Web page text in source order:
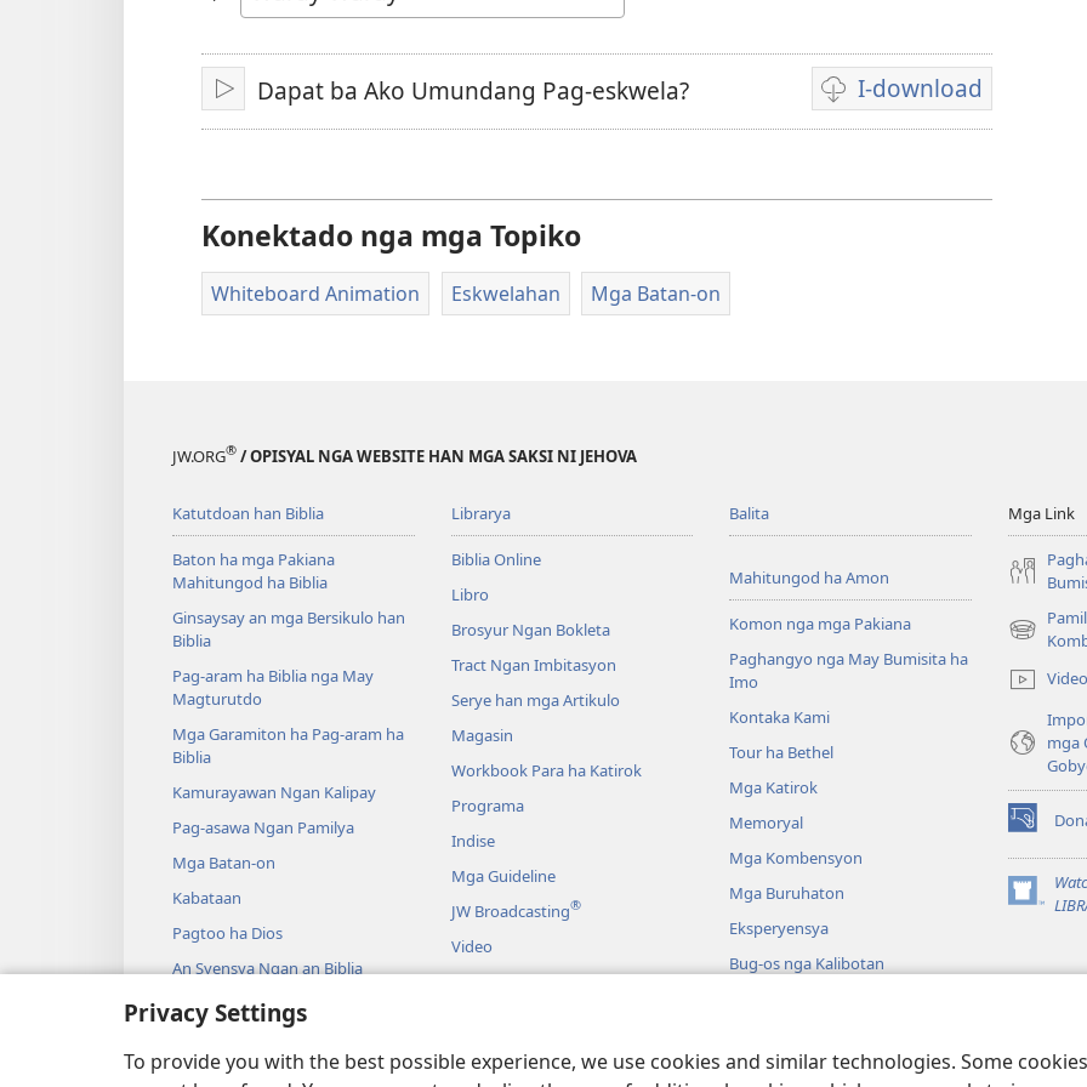
Privacy Settings
To provide you with the best possible experience, we use cookies and similar technologies. Some
an
Yinaknan
I-
play
Dapat ba Ako Umundang Pag-eskwela? I-download
Opsyon
ha
download
Konektado nga mga Topiko
Whiteboard Animation Eskwelahan Mga Batan-on
JW.ORG® / OPISYAL NGA WEBSITE HAN MGA SAKSI NI JEHOVA
Katutdoan han Biblia
Baton ha mga Pakiana
Mahitungod ha Biblia
Ginsaysay an mga Bersikulo han
Biblia
Pag-aram ha Biblia nga May
Magturutdo
Mga Garamiton ha Pag-aram ha
Biblia
Kamurayawan Ngan Kalipay
Pag-asawa Ngan Pamilya
Mga Batan-on
Kabataan
Pagtoo ha Dios
An Syensya Ngan an Biblia
An Kasaysayan Ngan an Biblia
Librarya
Biblia Online
Libro
Brosyur Ngan Bokleta
Tract Ngan Imbitasyon
Serye han mga Artikulo
Magasin
Workbook Para ha Katirok
Programa
Indise
Mga Guideline
JW Broadcasting®
Video
Musika
Igindrama nga Pagbasa ha Biblia
Balita
Mahitungod ha Amon
Komon nga mga Pakiana
Paghangyo nga May Bumisita ha
Imo
Kontaka Kami
Tour ha Bethel
Mga Katirok
Memoryal
Mga Kombensyon
Mga Buruhaton
Eksperyensya
Bug-os nga Kalibotan
Mga Link
(opens
window)Video
mga
(opens
new
window)
(opens